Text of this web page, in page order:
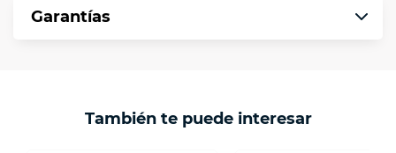
*Sujeto a aprobación de crédito conforme a
norma de VIU.
segura de principio a fin.
- Certificados de seguridad SSL y Encriptación
Garantías
También te puede interesar